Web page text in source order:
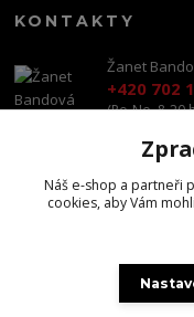
KONTAKTY
Žanet
+420 702
(Po-Ne, 8-20
Náš e-shop a partneři
cookies, aby Vám